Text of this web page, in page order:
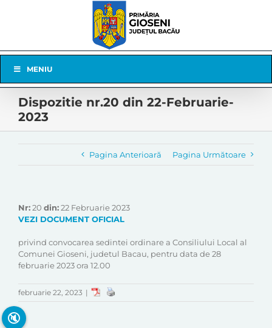
Navigation
MENIU
Dispozitie nr.20 din 22-Februarie-
2023
Pagina Anterioară Pagina Următoare
Nr:20 din:22 Februarie 2023
VEZI DOCUMENT OFICIAL
privind convocarea sedintei ordinare a Consiliului Local al
Comunei Gioseni, judetul Bacau, pentru data de 28
februarie 2023 ora 12.00
februarie 22, 2023 |
🔇